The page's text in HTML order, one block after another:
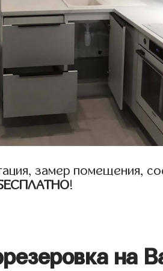
замер помещения,
!
на